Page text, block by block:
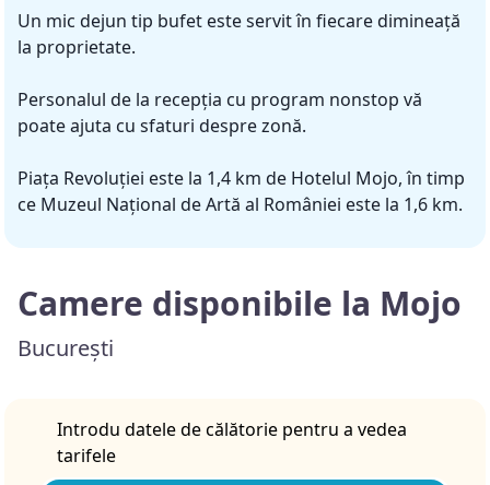
Un mic dejun tip bufet este servit în fiecare dimineață
la proprietate.
Personalul de la recepția cu program nonstop vă
poate ajuta cu sfaturi despre zonă.
Piața Revoluției este la 1,4 km de Hotelul Mojo, în timp
ce Muzeul Național de Artă al României este la 1,6 km.
Camere disponibile la Mojo
București
Introdu datele de călătorie pentru a vedea
tarifele